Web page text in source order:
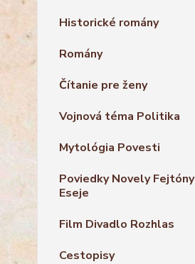
Historické romány
Romány
Čítanie pre ženy
Vojnová téma Politika
Mytológia Povesti
Poviedky Novely Fejtóny
Eseje
Film Divadlo Rozhlas
Cestopisy